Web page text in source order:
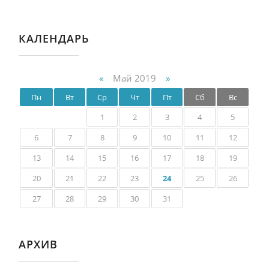
КАЛЕНДАРЬ
«Май 2019 »
Пн Вт Ср Чт Пт Сб
Вс
1
2 3 4
5
6
7 8 9 10 11
12
13
14 15 16 17 18
19
20
21 22 23 24 25
26
27
28 29 30 31
АРХИВ